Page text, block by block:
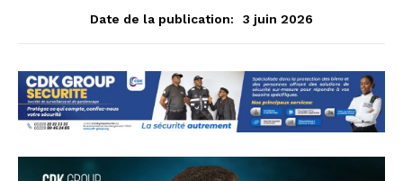
Date de la publication:
3 juin 2026